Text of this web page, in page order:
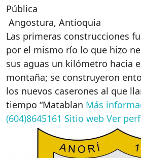
Pública
Angostura, Antioquia
Las primeras construcciones
por el mismo río lo que hizo
sus aguas un kilómetro hacia
montaña; se construyeron
los nuevos caserones al que
tiempo “Matablan Más
(604)8645161 Sitio web Ver